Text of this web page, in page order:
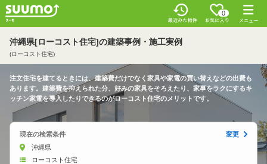
0
沖縄県[ローコスト住宅]の建築事例・施工実例
(ローコスト住宅)
注文住宅を建てるときには、建築費だけでなく家具や家電の買い替えなどの出費も
あります。建築費を抑えられた分、好みの家具をそろえたり、家事をラクにするキ
ッチン家電を導入したりできるのがローコスト住宅のメリットです。
現在の検索条件
変更
沖縄県
ローコスト住宅